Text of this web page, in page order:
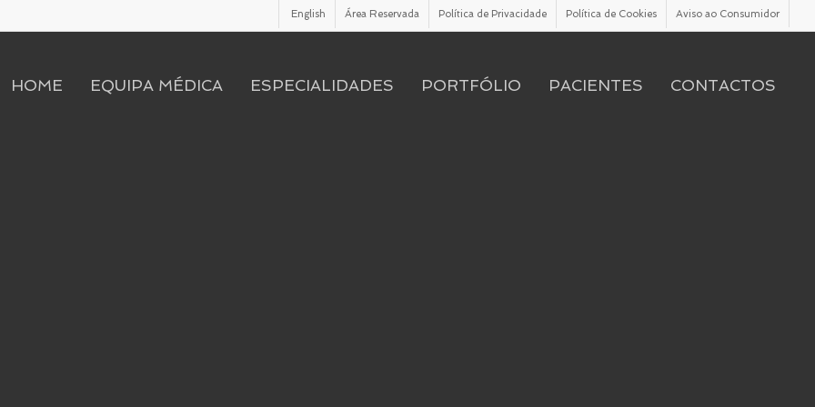
English Área Reservada Política de Privacidade Política de Cookies Aviso ao Consumidor
HOME EQUIPA MÉDICA ESPECIALIDADES PORTFÓLIO PACIENTES CONTACTOS